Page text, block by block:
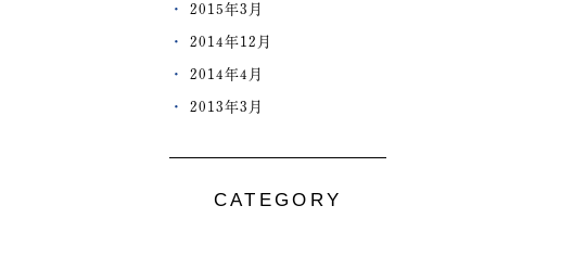
2015年3月
2014年12月
2014年4月
2013年3月
CATEGORY